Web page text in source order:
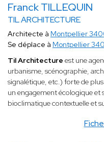
Franck TILLEQUIN
TIL ARCHITECTURE
Architecte à Montpellier
Se déplace à Montpellier
Til Architecture est une
urbanisme, scénographie,
signalétique, etc.) forte de
un engagement écologique
bioclimatique contextuelle et